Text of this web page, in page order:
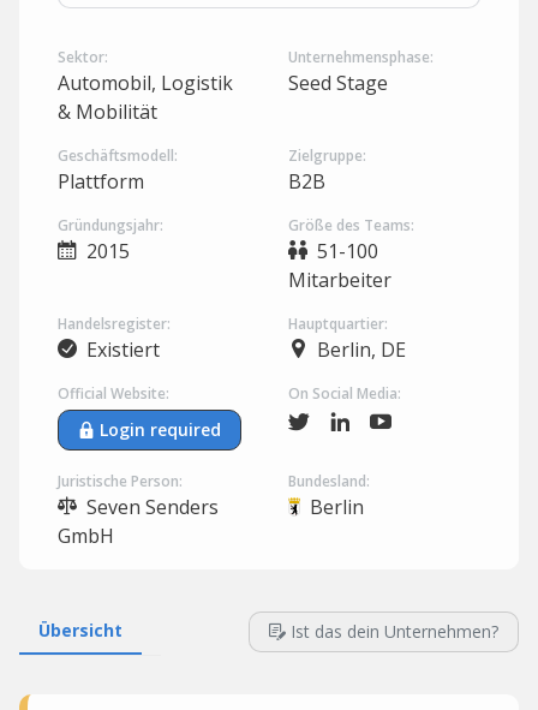
Sektor:
Automobil, Logistik
& Mobilität
Unternehmensphase:
Seed Stage
Geschäftsmodell:
Plattform
Zielgruppe:
B2B
Gründungsjahr:
2015
Größe des Teams:
51-100
Mitarbeiter
Handelsregister:
Existiert
Hauptquartier:
Berlin, DE
Official Website:
Login required
On Social Media:
Juristische Person:
Seven Senders
GmbH
Bundesland:
Berlin
Übersicht Ist das dein Unternehmen?